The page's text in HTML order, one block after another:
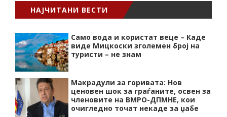
НАЈЧИТАНИ ВЕСТИ
Само вода и користат веце – Каде
виде Мицкоски зголемен број на
туристи – не знам
Макрадули за горивата: Нов
ценовен шок за граѓаните, освен за
членовите на ВМРО-ДПМНЕ, кои
очигледно точат некаде за џабе